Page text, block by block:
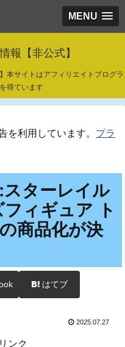
MENU
報【非公式】
本サイトはアフィリエイトプログラ
得ています
を利用しています。 プラ
スターレイル
ィギュア ト
商品化が決
はてブ
2025.07.27
ンク